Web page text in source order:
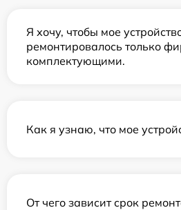
Я хочу, чтобы мое
ремонтировалось только
комплектующими.
Как я узнаю, что мое
От чего зависит срок